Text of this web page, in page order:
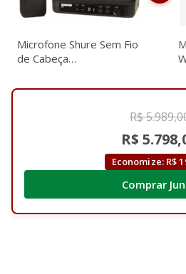
Microfone Shure Sem Fio
de Cabeça
R$
R$
Economize: R$